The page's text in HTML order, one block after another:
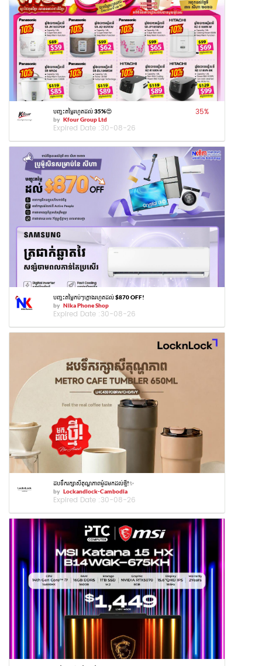
បញ្ចុះតម្លៃរហូតដល់ 35%😍
by Kfour Group Ltd
Expired Date :30-08-26
35%
បញ្ចុះតម្លៃកប់ៗក្ដោងរហូតដល់ $870 OFF!
by Nika Phone Shop
Expired Date :30-08-26
ដបទឹករក្សាសីតុណ្ហភាពម៉ូដមកដល់ថ្មី!✨
by Lockandlock-Cambodia
Expired Date :30-08-26